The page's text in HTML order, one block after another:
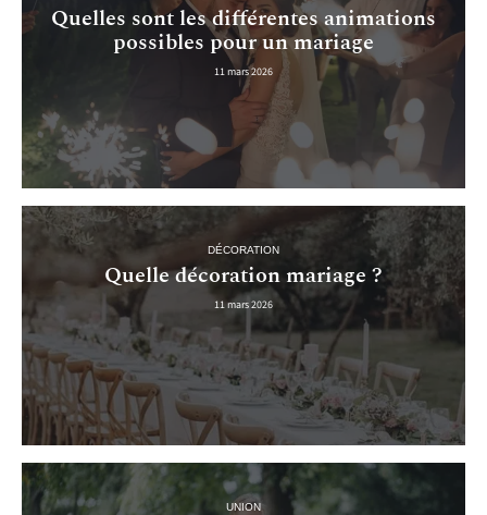
Quelles sont les différentes animations
possibles pour un mariage
11 mars 2026
DÉCORATION
Quelle décoration mariage ?
11 mars 2026
UNION